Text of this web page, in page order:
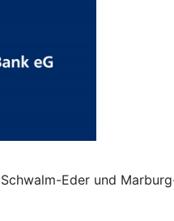
Eder und